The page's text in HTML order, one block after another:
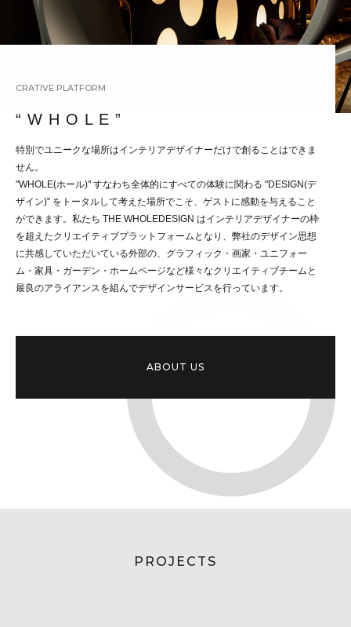
CRATIVE PLATFORM
“ W H O L E ”
特別でユニークな場所はインテリアデザイナーだけで創ることはできま
せん。
"WHOLE(ホール)" すなわち全体的にすべての体験に関わる "DESIGN(デ
ザイン)" をトータルして考えた場所でこそ、ゲストに感動を与えること
ができます。私たち THE WHOLEDESIGN はインテリアデザイナーの枠
を超えたクリエイティブプラットフォームとなり、弊社のデザイン思想
に共感していただいている外部の、グラフィック・画家・ユニフォー
ム・家具・ガーデン・ホームページなど様々なクリエイティブチームと
最良のアライアンスを組んでデザインサービスを行っています。
ABOUT US
PROJECTS